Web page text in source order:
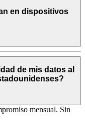
en dispositivos
de mis datos al
mensual. Sin